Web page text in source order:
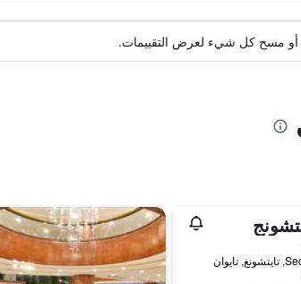
أو مسح كل شيء لعرض التقييمات.